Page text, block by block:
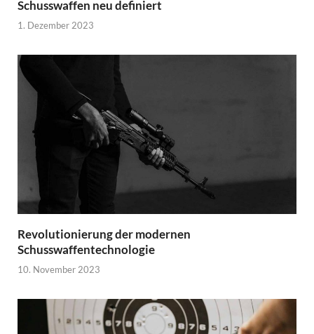
Schusswaffen neu definiert
1. Dezember 2023
Revolutionierung der modernen
Schusswaffentechnologie
10. November 2023